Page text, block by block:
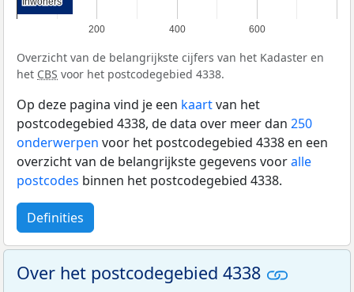
200 400 600
Overzicht van de belangrijkste cijfers van het Kadaster en
het CBS voor het postcodegebied 4338.
Op deze pagina vind je een kaartvan het
postcodegebied 4338, de data over meer dan 250
onderwerpen voor het postcodegebied 4338 en een
overzicht van de belangrijkste gegevens vooralle
postcodes binnen het postcodegebied 4338.
Definities
Over het postcodegebied 4338